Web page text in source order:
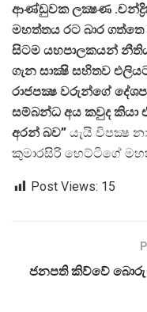
ආණ්ඩුවක ලක්‍ෂණ
මහත්තය රට බාර
සිටම යහපාලකයන්
ගැන සාක්‍ෂි සහිතව
රාජපක්‍ෂ වරුන්ගේ
සම්බන්ධ අය කවුද කියා
අරන් බව” යැයි විපක්‍ෂ
කුමාරසිරි හෙට්ටිගේ
Post Views: 15
ජනපති කිව්වේ බොරු